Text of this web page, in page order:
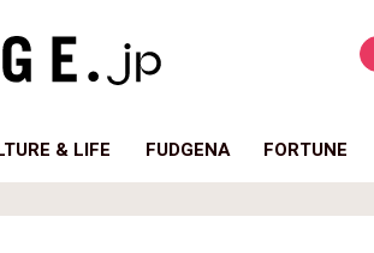
& LIFE FUDGENA FORTUNE